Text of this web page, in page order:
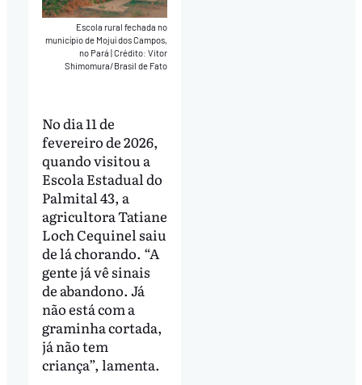
Escola rural fechada no
município de Mojuí dos Campos,
no Pará Crédito: Vitor
Shimomura/Brasil de Fato
No dia 11 de
fevereiro de 2026,
quando visitou a
Escola Estadual do
Palmital 43, a
agricultora Tatiane
Loch Cequinel saiu
de lá chorando. “A
gente já vê sinais
de abandono. Já
não está com a
graminha cortada,
já não tem
criança”, lamenta.